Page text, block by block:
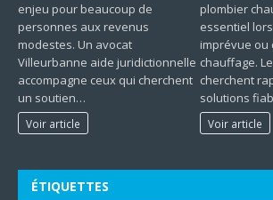
enjeu pour beaucoup de
personnes aux revenus
modestes. Un avocat
Villeurbanne aide juridictionnelle
accompagne ceux qui cherchent
un soutien…
Voir article
plombier
essentiel
imprévue ou
chauffage.
cherchent
solutions
Voir article
ÉTIQUETTES